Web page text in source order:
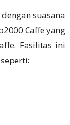
suasana
Caffe yang
Fasilitas ini